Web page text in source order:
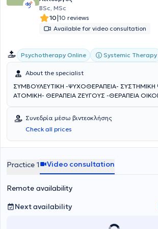
BSc, MSc
10|10 reviews
Available for video consultation
Psychotherapy Online Systemic Therapy
About the specialist
ΣΥΜΒΟΥΛΕΥΤΙΚΗ -ΨΥΧΟΘΕΡΑΠΕΙΑ-
ΑΤΟΜΙΚΗ- ΘΕΡΑΠΕΙΑ ΖΕΥΓΟΥΣ -ΘΕΡΑΠΕΙΑ
Συνεδρία μέσω βιντεοκλήσης
Check all prices
Practice 1 Video consultation
Remote availability
Next availability